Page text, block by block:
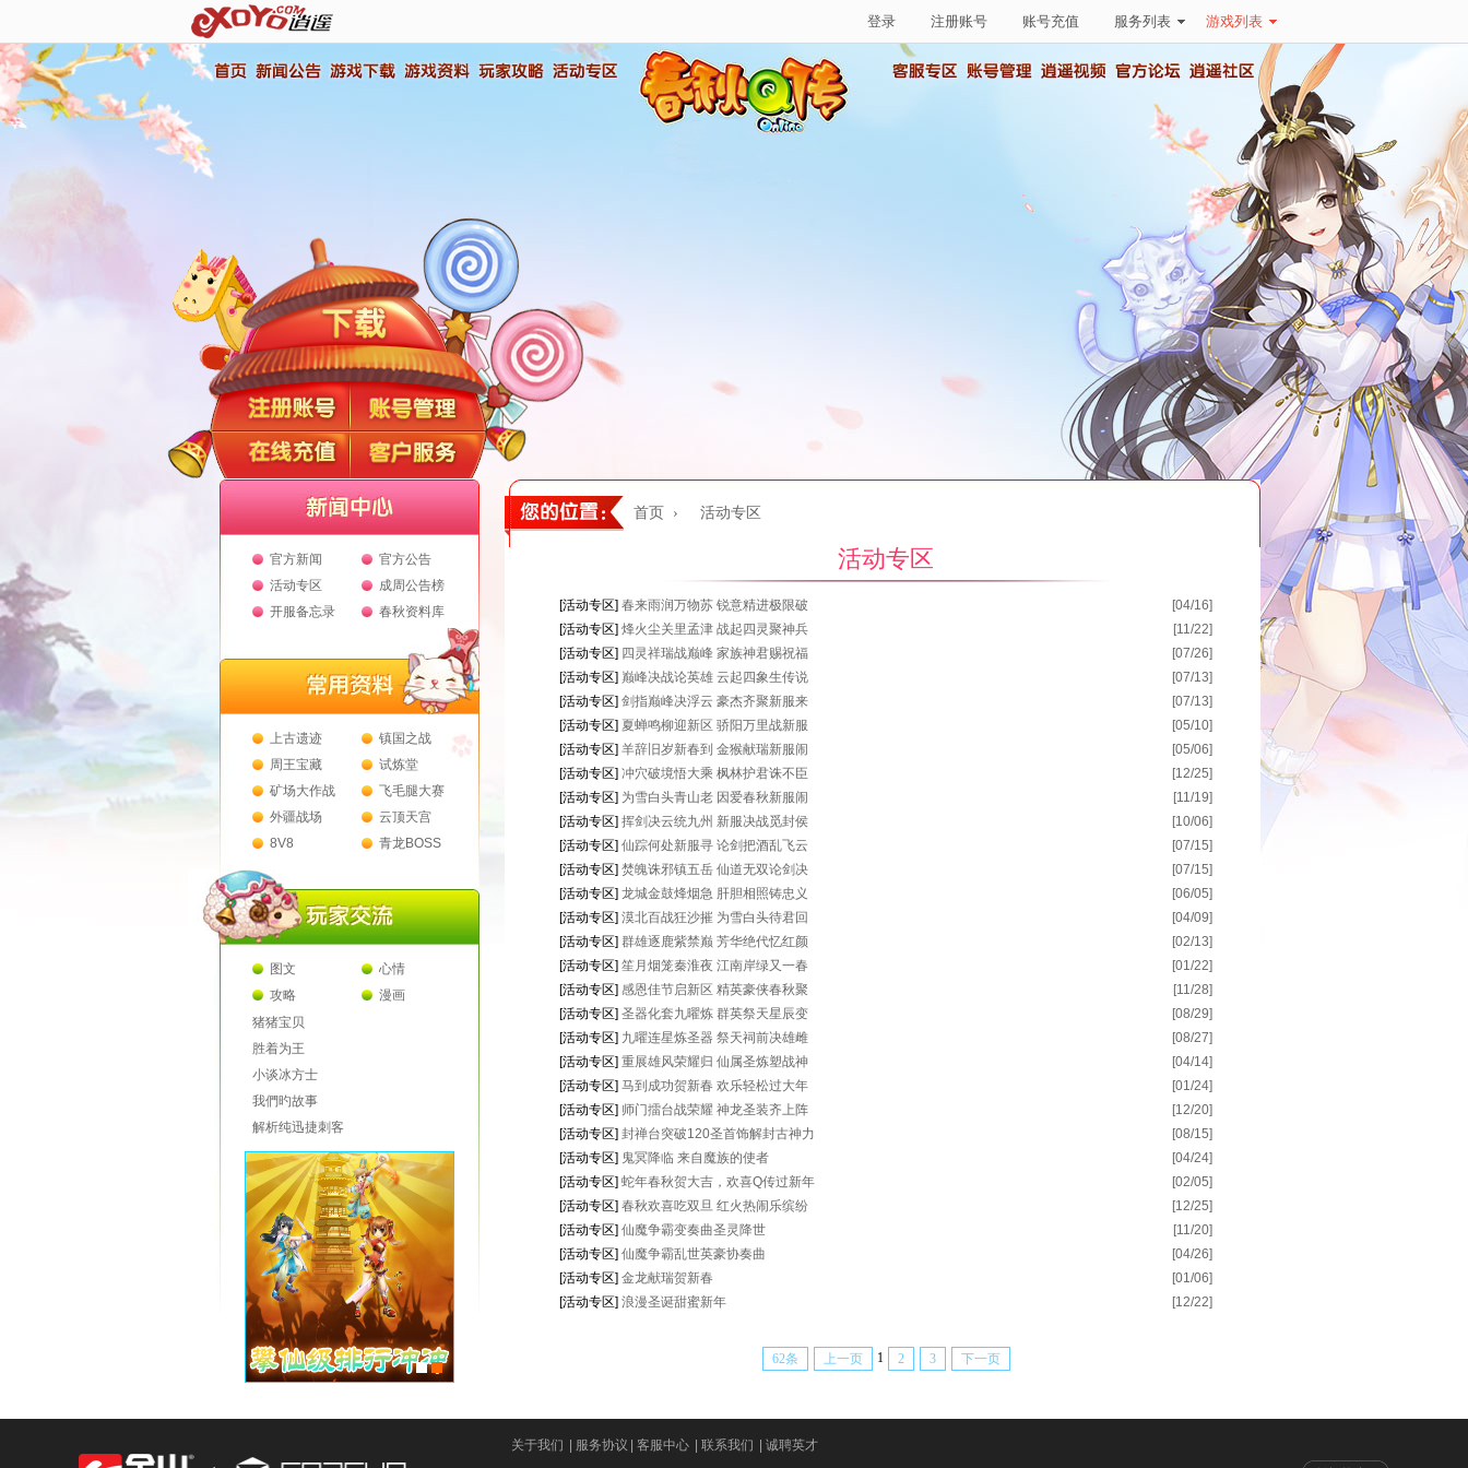
登录 注册账号 账号充值 服务列表 游戏列表
官方新闻
官方公告
活动专区
成周公告榜
开服备忘录
春秋资料库
上古遗迹
镇国之战
周王宝藏
试炼堂
矿场大作战
飞毛腿大赛
外疆战场
云顶天宫
8V8
青龙BOSS
图文
心情
攻略
漫画
猪猪宝贝
胜着为王
小谈冰方士
我們旳故事
解析纯迅捷刺客
首页 › 活动专区
活动专区
[04/16]
[活动专区] 春来雨润万物苏 锐意精进极限破
[11/22]
[活动专区] 烽火尘关里孟津 战起四灵聚神兵
[07/26]
[活动专区] 四灵祥瑞战巅峰 家族神君赐祝福
[07/13]
[活动专区] 巅峰决战论英雄 云起四象生传说
[07/13]
[活动专区] 剑指巅峰决浮云 豪杰齐聚新服来
[05/10]
[活动专区] 夏蝉鸣柳迎新区 骄阳万里战新服
[05/06]
[活动专区] 羊辞旧岁新春到 金猴献瑞新服闹
[12/25]
[活动专区] 冲穴破境悟大乘 枫林护君诛不臣
[11/19]
[活动专区] 为雪白头青山老 因爱春秋新服闹
[10/06]
[活动专区] 挥剑决云统九州 新服决战觅封侯
[07/15]
[活动专区] 仙踪何处新服寻 论剑把酒乱飞云
[07/15]
[活动专区] 焚魄诛邪镇五岳 仙道无双论剑决
[06/05]
[活动专区] 龙城金鼓烽烟急 肝胆相照铸忠义
[04/09]
[活动专区] 漠北百战狂沙摧 为雪白头待君回
[02/13]
[活动专区] 群雄逐鹿紫禁巅 芳华绝代忆红颜
[01/22]
[活动专区] 笙月烟笼秦淮夜 江南岸绿又一春
[11/28]
[活动专区] 感恩佳节启新区 精英豪侠春秋聚
[08/29]
[活动专区] 圣器化套九曜炼 群英祭天星辰变
[08/27]
[活动专区] 九曜连星炼圣器 祭天祠前决雄雌
[04/14]
[活动专区] 重展雄风荣耀归 仙属圣炼塑战神
[01/24]
[活动专区] 马到成功贺新春 欢乐轻松过大年
[12/20]
[活动专区] 师门擂台战荣耀 神龙圣装齐上阵
[08/15]
[活动专区] 封禅台突破120圣首饰解封古神力
[04/24]
[活动专区] 鬼冥降临 来自魔族的使者
[02/05]
[活动专区] 蛇年春秋贺大吉，欢喜Q传过新年
[12/25]
[活动专区] 春秋欢喜吃双旦 红火热闹乐缤纷
[11/20]
[活动专区] 仙魔争霸变奏曲圣灵降世
[04/26]
[活动专区] 仙魔争霸乱世英豪协奏曲
[01/06]
[活动专区] 金龙献瑞贺新春
[12/22]
[活动专区] 浪漫圣诞甜蜜新年
62条 上一页 1 2 3 下一页
关于我们 服务协议 客服中心 联系我们 诚聘英才